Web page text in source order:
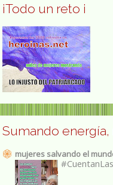
¡Todo un reto ¡
Sumando
mujeres salvando el